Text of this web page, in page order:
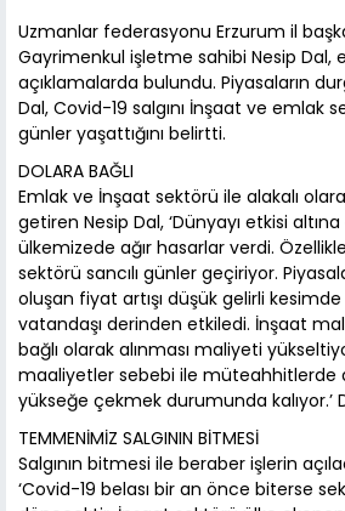
Uzmanlar federasyonu Erzurum il
Gayrimenkul işletme sahibi Nesip Dal,
açıklamalarda bulundu. Piyasaların
Dal, Covid-19 salgını İnşaat ve emlak
günler yaşattığını belirtti.
DOLARA BAĞLI
Emlak ve İnşaat sektörü ile alakalı olarak
getiren Nesip Dal, ‘Dünyayı etkisi
ülkemizede ağır hasarlar verdi.
sektörü sancılı günler geçiriyor.
oluşan fiyat artışı düşük gelirli
vatandaşı derinden etkiledi. İnşaat
bağlı olarak alınması maliyeti
maaliyetler sebebi ile müteahhitlerde
yükseğe çekmek durumunda kalıyor.’
TEMMENİMİZ SALGININ BİTMESİ
Salgının bitmesi ile beraber işlerin
‘Covid-19 belası bir an önce biterse